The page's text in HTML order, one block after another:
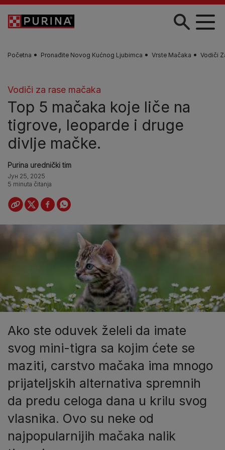
Skip to main content
Početna Pronađite Novog Kućnog Ljubimca Vrste Mačaka Vodiči
Vodiči za rase mačaka
Top 5 mačaka koje liče na
tigrove, leoparde i druge
divlje mačke.
Purina urednički tim
Јун 25, 2025
5 minuta čitanja
Ako ste oduvek želeli da imate
svog mini-tigra sa kojim ćete se
maziti, carstvo mačaka ima mnogo
prijateljskih alternativa spremnih
da predu celoga dana u krilu svog
vlasnika. Ovo su neke od
najpopularnijih mačaka nalik